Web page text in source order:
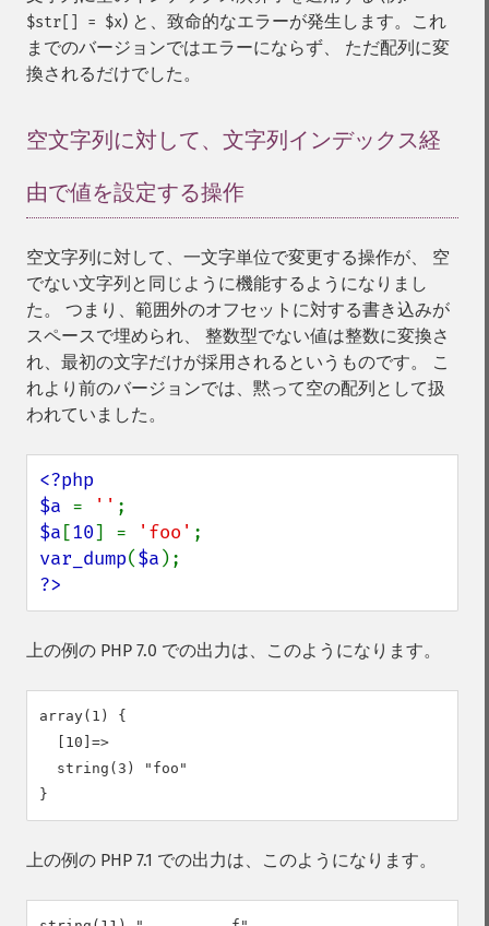
$str[] = $x) と、致命的なエラーが発生します。これ
までのバージョンではエラーにならず、 ただ配列に変
換されるだけでした。
空文字列に対して、文字列インデックス経
由で値を設定する操作
空文字列に対して、一文字単位で変更する操作が、 空
でない文字列と同じように機能するようになりまし
た。 つまり、範囲外のオフセットに対する書き込みが
スペースで埋められ、 整数型でない値は整数に変換さ
れ、最初の文字だけが採用されるというものです。 こ
れより前のバージョンでは、黙って空の配列として扱
われていました。
<?php
$a = ''
$a [10] = 'foo'
var_dump($a
?>
上の例の PHP 7.0 での出力は、このようになります。
array(1) {
  [10]=>
  string(3) "foo"
上の例の PHP 7.1 での出力は、このようになります。